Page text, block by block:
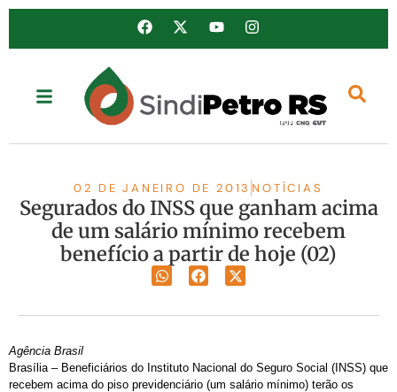
02 DE JANEIRO DE 2013 NOTÍCIAS
Segurados do INSS que ganham acima
de um salário mínimo recebem
benefício a partir de hoje (02)
Agência Brasil
Brasília – Beneficiários do Instituto Nacional do Seguro Social (INSS) que
recebem acima do piso previdenciário (um salário mínimo) terão os